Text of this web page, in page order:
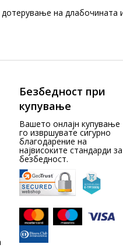
на длабочината
Безбедност при
купување
Вашето онлајн купување
го извршувате сигурно
благодарение на
највисоките стандарди за
безбедност.